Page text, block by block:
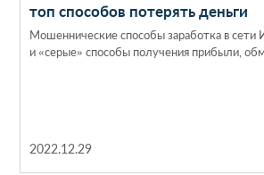
топ способов потерять деньги
Мошеннические способы заработка в сети
и «серые» способы получения прибыли,
2022.12.29